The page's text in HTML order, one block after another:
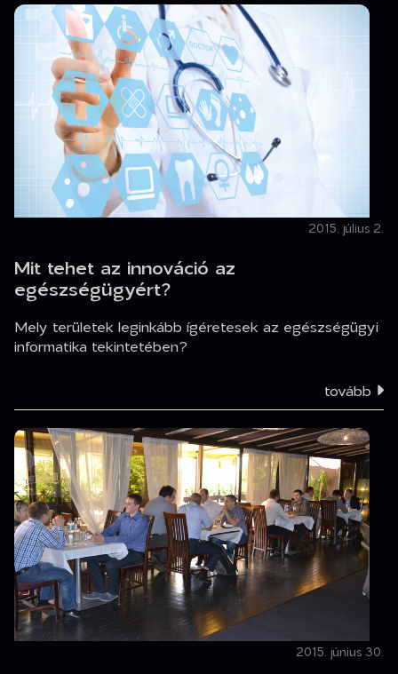
2015. július 2.
Mit tehet az innováció az
egészségügyért?
Mely területek leginkább ígéretesek az egészségügyi
informatika tekintetében?
tovább
2015. június 30.